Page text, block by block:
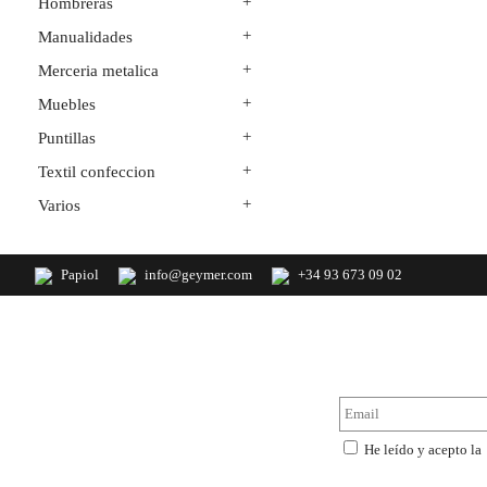
Manualidades
+
Merceria metalica
+
Muebles
+
Puntillas
+
Textil confeccion
+
Varios
+
Papiol info@geymer.com +34 93 673 09 02
He leído y acepto la